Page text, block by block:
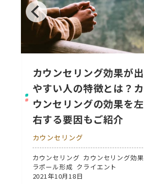
カウンセリング効果が出
やすい人の特徴とは？カ
ウンセリングの効果を左
右する要因もご紹介
カウンセリング
カウンセリング カウンセリング効果
ラポール形成 クライエント
2021年10月18日